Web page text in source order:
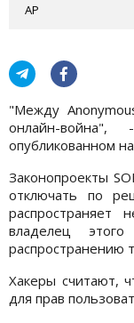
AP
"Между
онлайн-
опубликованном
Законопроекты
отключать по
распространяет
владелец
распространению
Хакеры считают,
для прав